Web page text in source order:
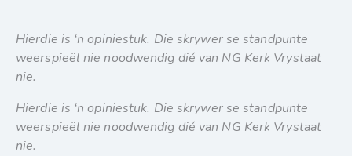
Hierdie is ‘n opiniestuk. Die skrywer se standpunte
weerspieël nie noodwendig dié van NG Kerk Vrystaat
nie.
Hierdie is ‘n opiniestuk. Die skrywer se standpunte
weerspieël nie noodwendig dié van NG Kerk Vrystaat
nie.